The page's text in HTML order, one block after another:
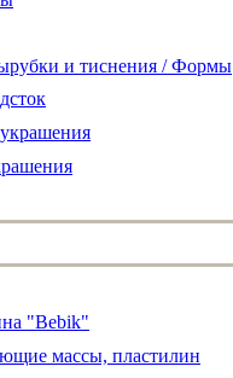
и тиснения / Формы
"Bebik"
массы, пластилин